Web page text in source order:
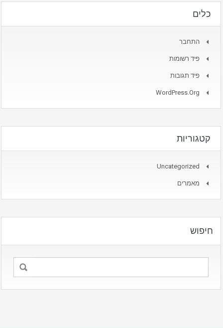
כלים
התחבר
פיד רשומות
פיד תגובות
WordPress.org
קטגוריות
Uncategorized
מאמרים
חיפוש